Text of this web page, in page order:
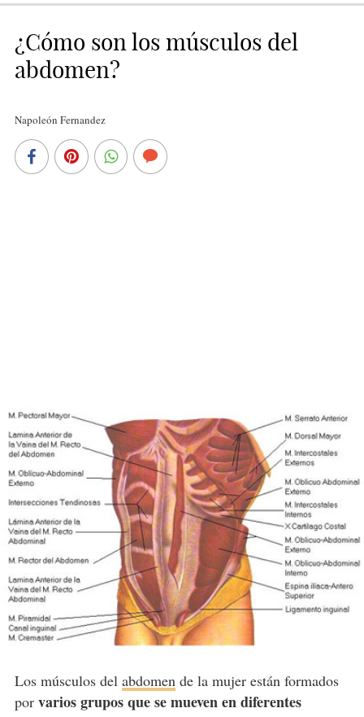
¿Cómo son los músculos del
abdomen?
Napoleón Fernandez
Los músculos del abdomende la mujer están formados
por varios grupos que se mueven en diferentes